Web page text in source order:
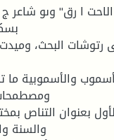
ا رق" وىو شاعر ج
البحث،
والأسموبية ما
بعنوان التناص
والسنة